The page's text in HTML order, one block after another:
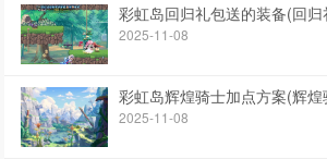
彩虹岛回归礼包送的装备(回
2025-11-08
彩虹岛辉煌骑士加点方案(辉
2025-11-08